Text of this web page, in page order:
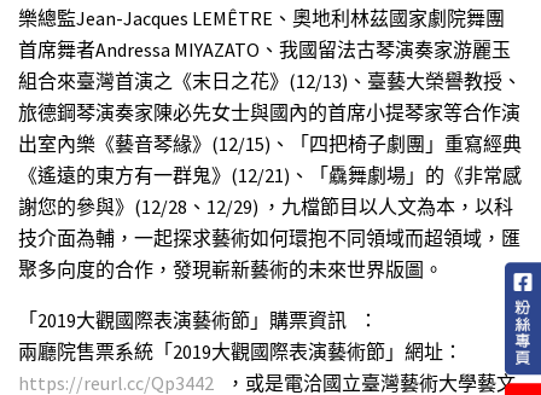
樂總監Jean-Jacques LEMÊTRE、奧地利林茲國家劇院舞團
首席舞者Andressa MIYAZATO、我國留法古琴演奏家游麗玉
組合來臺灣首演之《末日之花》(12/13)、臺藝大榮譽教授、
旅德鋼琴演奏家陳必先女士與國內的首席小提琴家等合作演
出室內樂《藝音琴緣》(12/15)、「四把椅子劇團」重寫經典
《遙遠的東方有一群鬼》(12/21)、「驫舞劇場」的《非常感
謝您的參與》(12/28、12/29) ，九檔節目以人文為本，以科
技介面為輔，一起探求藝術如何環抱不同領域而超領域，匯
聚多向度的合作，發現嶄新藝術的未來世界版圖。
「2019大觀國際表演藝術節」購票資訊 ：
兩廳院售票系統「2019大觀國際表演藝術節」網址：
https://reurl.cc/Qp3442
，或是電洽國立臺灣藝術大學藝文